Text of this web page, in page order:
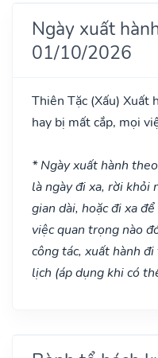
Ngày xuất
01/10/2026
Thiên Tặc (Xấu) Xuất
hay bị mất cắp, mọi
* Ngày xuất hành
là ngày đi xa, rời
gian dài, hoặc đi xa
việc quan trọng nào
công tác, xuất hành
lịch (áp dụng khi có